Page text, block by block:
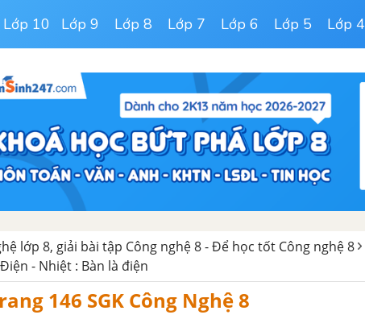
Lớp 10 Lớp 9 Lớp 8 Lớp 7 Lớp 6 Lớp 5 Lớp 4
lớp 8, giải bài tập Công nghệ 8 - Để học tốt Công nghệ 8
- Nhiệt : Bàn là điện
146 SGK Công Nghệ 8